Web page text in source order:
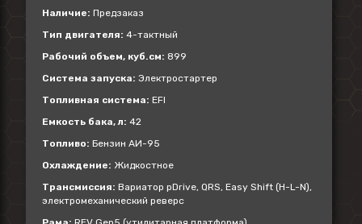
Наличие: Предзаказ
Тип двигателя: 4-тактный
Рабочий объем, куб.см: 899
Система запуска: Электростартер
Топливная система: EFI
Емкость бака, л: 42
Топливо: Бензин АИ-95
Охлаждение: Жидкостное
Трансмиссия: Вариатор pDrive, QRS, Easy Shift (H-L-N),
электромеханический реверс